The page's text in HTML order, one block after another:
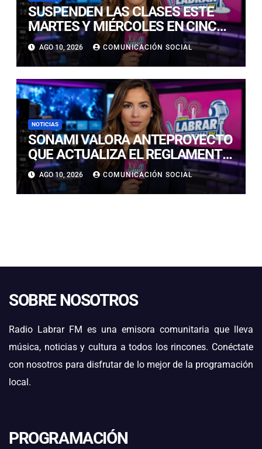
SUSPENDEN LAS CLASES ESTE
MARTES Y MIÉRCOLES EN CINCO
COMUNAS DE LAS PROVINCIAS
DE COPIAPÓ Y CHAÑARAL
AGO 10, 2026 COMUNICACIÓN SOCIAL
NOTICIAS
SONAMI VALORA ANTEPROYECTO
QUE ACTUALIZA EL REGLAMENTO
DEL SEIA Y REAFIRMA LA
NECESIDAD DE UNA AGENDA
INTEGRAL PARA FORTALECER LA
AGO 10, 2026 COMUNICACIÓN SOCIAL
SOBRE NOSOTROS
Radio Labrar FM es una emisora comunitaria que lleva
música, noticias y cultura a todos los rincones. Conéctate
con nosotros para disfrutar de lo mejor de la programación
local.
PROGRAMACIÓN